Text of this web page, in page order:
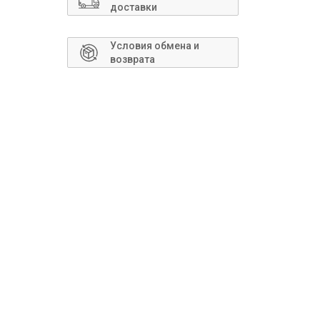
доставки
Условия обмена и
возврата
Сантехника